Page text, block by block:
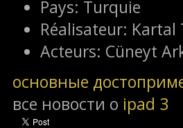
Pays: Turquie
Réalisateur: Kartal
Acteurs: Cüneyt
основные
все новости о ipad 3